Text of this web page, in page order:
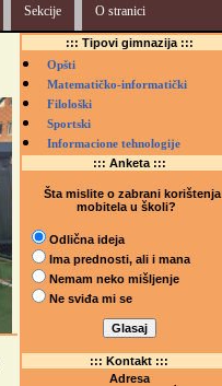
Sekcije O stranici
::: Tipovi gimnazija :::
Opšti
Matematičko-informatički
Filološki
Sportski
Informacione tehnologije
::: Anketa :::
Šta mislite o zabrani korištenja
mobitela u školi?
Odlična ideja
Ima prednosti, ali i mana
Nemam neko mišljenje
Ne sviđa mi se
::: Kontakt :::
Adresa